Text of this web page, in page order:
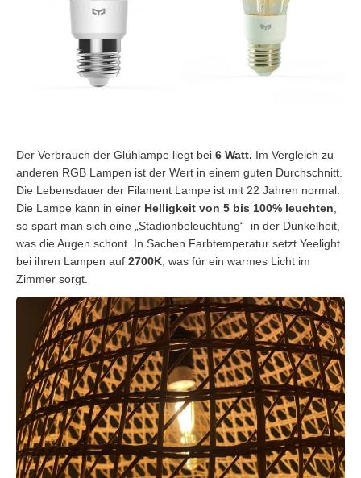
Der Verbrauch der Glühlampe liegt bei 6 Watt. Im Vergleich zu
anderen RGB Lampen ist der Wert in einem guten Durchschnitt.
Die Lebensdauer der Filament Lampe ist mit 22 Jahren normal.
Die Lampe kann in einer Helligkeit von 5 bis 100% leuchten
so spart man sich eine „Stadionbeleuchtung“ in der Dunkelheit,
was die Augen schont. In Sachen Farbtemperatur setzt Yeelight
bei ihren Lampen auf 2700K , was für ein warmes Licht im
Zimmer sorgt.